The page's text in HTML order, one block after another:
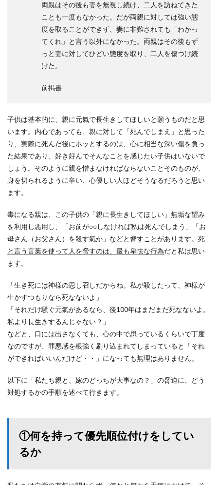
両親はその後も妻を無視し続け、二人を訪ねてきた
ことも一度もなかった。だが両親に対しては強い態
度を取ることができず、妻に非難されても「わかっ
てくれ」と言う以外になかった。両親はその後もず
っと妻に対してひどい態度を取り、二人を傷つけ続
けた。
前掲書
子供は基本的に、親に元氣で長生きしてほしいと願うものだと思
います。内心であっても、親に対して「死んでしまえ」と思った
り、実際に死んだ後にホッとするのは、心に相当な深い傷を負っ
た結果であり、好き好んでそんなことを感じたい子供はいないで
しょう。そのように親を憎まなければならないことそのものが、
身を切られるように辛い、心優しい人ほどそうなるだろうと思い
ます。
毒になる親は、この子供の「親に長生きしてほしい」無垢な望み
を利用し悪用し、「お前が○○しなければ私は死んでしまう」「お
母さん（お父さん）を殺す氣か」などと脅すことがあります。 死
と言う言葉を使って人を脅すのは、最も卑怯な行為だと私は思い
ます。
「生き死には神様の思し召しだからね。私が殺したって、神様が
生かすつもりなら死なないよ」
「それだけ騒ぐ元氣があるなら、後100年はまだまだ死なないよ。
私より長生きするんじゃない？」
などと、口には出さなくても、心の中で思っているくらいで丁度
なのですが、罪悪感を根強く刷り込まれてしまっていると「それ
ができればいいんだけど・・」になっても無理はありません。
以下に「私たち親と、嫁のどっちが大事なの？」の脅迫に、どう
対処するかの手順を述べて行きます。
①何を持って優先順位付けをしてい
るか